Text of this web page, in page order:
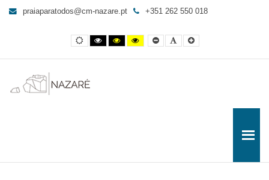
para
praiaparatodos@cm-nazare.pt +351 262 550 018
Contraste
normal
Contraste
preto
branco
Contraste
preto
amarelo
Yellow
and
contrast
Smaller
Font
Letra
por
Letra
maior